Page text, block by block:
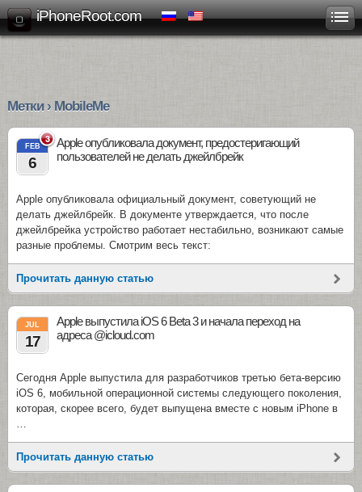
iPhoneRoot.com
Метки › MobileMe
3
FEB
6
Apple опубликовала документ, предостеригающий
пользователей не делать джейлбрейк
Apple опубликовала официальный документ, советующий не
делать джейлбрейк. В документе утверждается, что после
джейлбрейка устройство работает нестабильно, возникают самые
разные проблемы. Смотрим весь текст:
Прочитать данную статью
JUL
17
Apple выпустила iOS 6 Beta 3 и начала переход на
адреса @icloud.com
Сегодня Apple выпустила для разработчиков третью бета-версию
iOS 6, мобильной операционной системы следующего поколения,
которая, скорее всего, будет выпущена вместе с новым iPhone в
…
Прочитать данную статью